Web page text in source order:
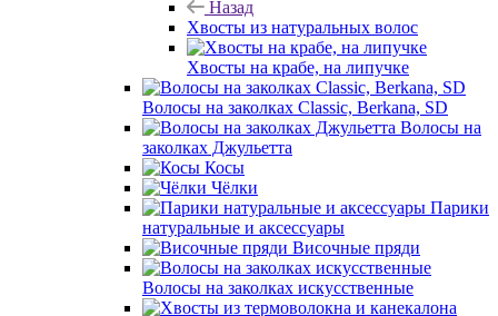
Назад
Хвосты из натуральных волос
Хвосты на крабе, на липучке
Волосы на заколках Classic, Berkana, SD
Волосы на
заколках Джульетта
Косы
Чёлки
Парики
натуральные и аксессуары
Височные пряди
Волосы на заколках искусственные